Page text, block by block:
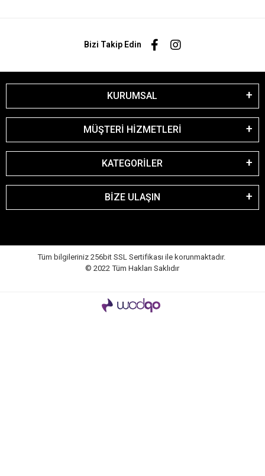
Bizi Takip Edin
KURUMSAL
MÜŞTERİ HİZMETLERİ
KATEGORİLER
BİZE ULAŞIN
Tüm bilgileriniz 256bit SSL Sertifikası ile korunmaktadır.
© 2022Tüm Hakları Saklıdır